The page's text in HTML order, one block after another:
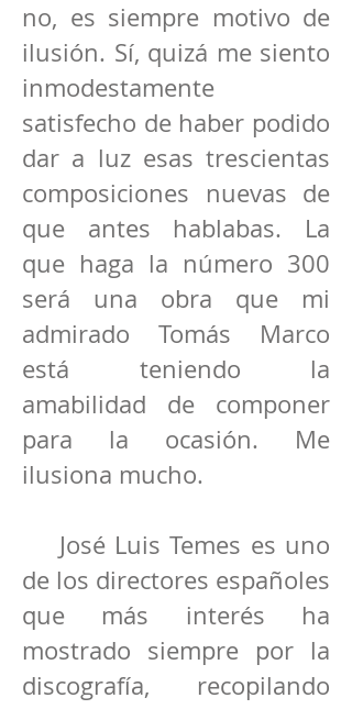
no, es siempre motivo de
ilusión. Sí, quizá me siento
inmodestamente
satisfecho de haber podido
dar a luz esas trescientas
composiciones nuevas de
que antes hablabas. La
que haga la número 300
será una obra que mi
admirado Tomás Marco
está teniendo la
amabilidad de componer
para la ocasión. Me
ilusiona mucho.
José Luis Temes es uno
de los directores españoles
que más interés ha
mostrado siempre por la
discografía, recopilando